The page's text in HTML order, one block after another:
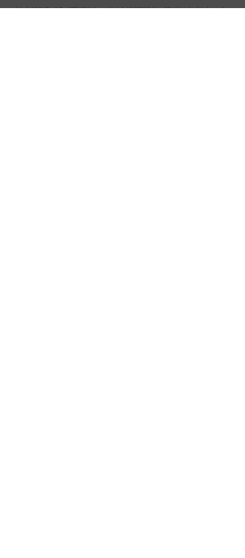
第19條及行政院消費者保護處公告之